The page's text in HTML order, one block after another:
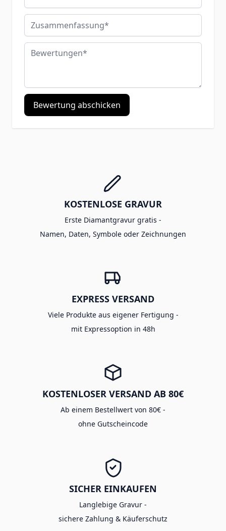
Zusammenfassung
Bewertungen
Bewertung abschicken
KOSTENLOSE GRAVUR
Erste Diamantgravur gratis -
Namen, Daten, Symbole oder Zeichnungen
EXPRESS VERSAND
Viele Produkte aus eigener Fertigung -
mit Expressoption in 48h
KOSTENLOSER VERSAND AB 80€
Ab einem Bestellwert von 80€ -
ohne Gutscheincode
SICHER EINKAUFEN
Langlebige Gravur -
sichere Zahlung & Käuferschutz